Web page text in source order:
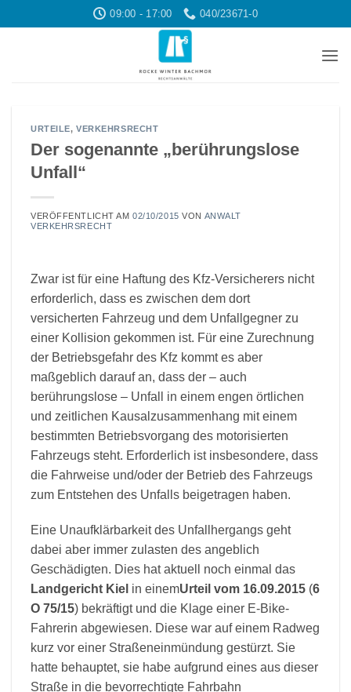
Inhalt
09:00 - 17:00 040/23671-0
URTEILE,VERKEHRSRECHT
Der sogenannte „berührungslose
Unfall“
VERÖFFENTLICHT AM02/10/2015 VON ANWALT
VERKEHRSRECHT
Zwar ist für eine Haftung des Kfz-Versicherers nicht
erforderlich, dass es zwischen dem dort
versicherten Fahrzeug und dem Unfallgegner zu
einer Kollision gekommen ist. Für eine Zurechnung
der Betriebsgefahr des Kfz kommt es aber
maßgeblich darauf an, dass der – auch
berührungslose – Unfall in einem engen örtlichen
und zeitlichen Kausalzusammenhang mit einem
bestimmten Betriebsvorgang des motorisierten
Fahrzeugs steht. Erforderlich ist insbesondere, dass
die Fahrweise und/oder der Betrieb des Fahrzeugs
zum Entstehen des Unfalls beigetragen haben.
Eine Unaufklärbarkeit des Unfallhergangs geht
dabei aber immer zulasten des angeblich
Geschädigten. Dies hat aktuell noch einmal das
Landgericht Kiel in einemUrteil vom 16.09.2015 (6
O 75/15) bekräftigt und die Klage einer E-Bike-
Fahrerin abgewiesen. Diese war auf einem Radweg
kurz vor einer Straßeneinmündung gestürzt. Sie
hatte behauptet, sie habe aufgrund eines aus dieser
Straße in die bevorrechtigte Fahrbahn